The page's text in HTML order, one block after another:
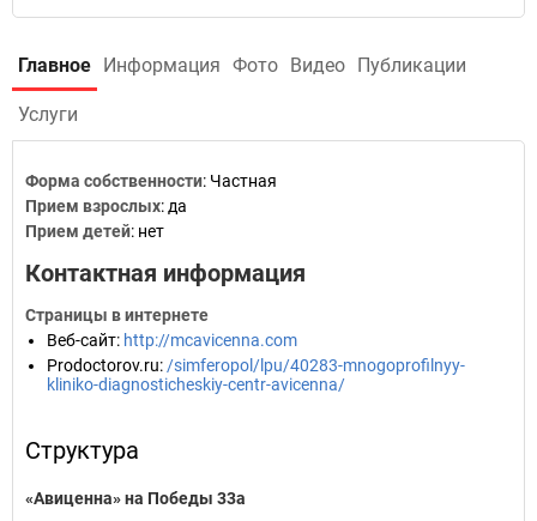
Главное Информация Фото Видео Публикации
Услуги
Форма собственности: Частная
Прием взрослых: да
Прием детей: нет
Контактная информация
Страницы в интернете
Веб-сайт: http://mcavicenna.com
Prodoctorov.ru: /simferopol/lpu/40283-mnogoprofilnyy-
kliniko-diagnosticheskiy-centr-avicenna/
Структура
«Авиценна» на Победы 33а